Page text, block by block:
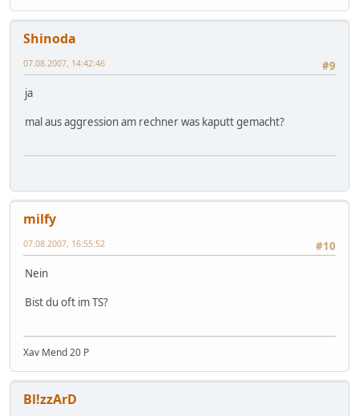
Shinoda
#9
07.08.2007, 14:42:46
ja
mal aus aggression am rechner was kaputt gemacht?
milfy
#10
07.08.2007, 16:55:52
Nein
Bist du oft im TS?
Xav Mend 20 P
Bl!zzArD